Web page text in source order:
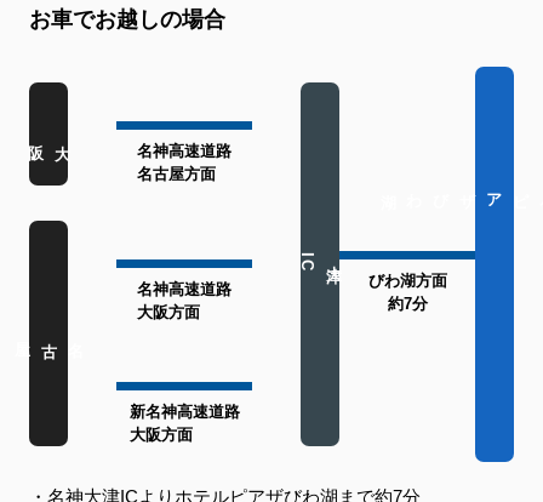
お車でお越しの場合
名神高速道路
名古屋方面
名神高速道路
大阪方面
新名神高速道路
大阪方面
C
びわ湖方面
約7分
・名神大津ICよりホテルピアザびわ湖まで約7分